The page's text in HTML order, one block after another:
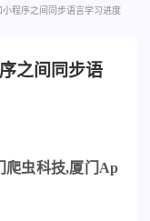
小程序之间同步语言学习进度
之间同步语
爬虫科技,厦门 Ap